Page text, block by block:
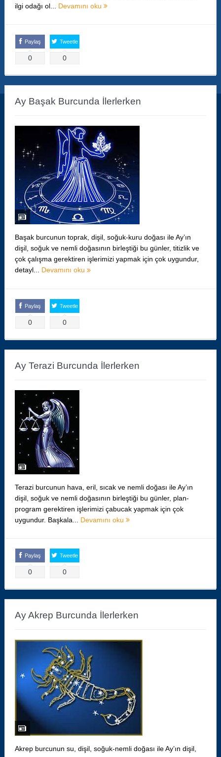
ilgi odağı ol... Devamını oku
Paylaş
0
Tweetle
0
Ay Başak Burcunda İlerlerken
Başak burcunun toprak, dişil, soğuk-kuru doğası ile Ay’ın
dişil, soğuk ve nemli doğasının birleştiği bu günler, titizlik ve
çok çalışma gerektiren işlerimizi yapmak için çok uygundur,
detayl... Devamını oku
Paylaş
0
Tweetle
0
Ay Terazi Burcunda İlerlerken
Terazi burcunun hava, eril, sıcak ve nemli doğası ile Ay’ın
dişil, soğuk ve nemli doğasının birleştiği bu günler, plan-
program gerektiren işlerimizi çabucak yapmak için çok
uygundur. Başkala... Devamını oku
Paylaş
0
Tweetle
0
Ay Akrep Burcunda İlerlerken
Akrep burcunun su, dişil, soğuk-nemli doğası ile Ay’ın dişil,